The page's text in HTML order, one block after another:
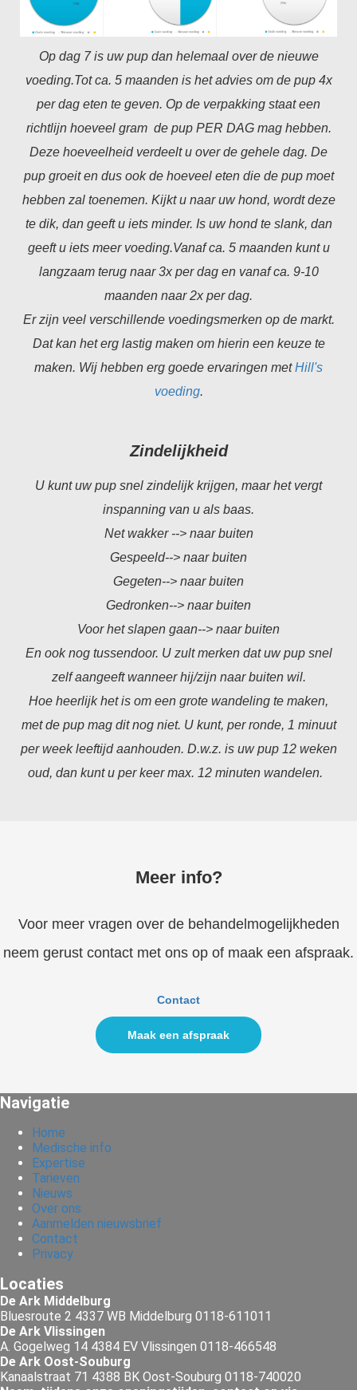
Op dag 7 is uw pup dan helemaal over de nieuwe
voeding.Tot ca. 5 maanden is het advies om de pup 4x
per dag eten te geven. Op de verpakking staat een
richtlijn hoeveel gram de pup PER DAG mag hebben.
Deze hoeveelheid verdeelt u over de gehele dag. De
pup groeit en dus ook de hoeveel eten die de pup moet
hebben zal toenemen. Kijkt u naar uw hond, wordt deze
te dik, dan geeft u iets minder. Is uw hond te slank, dan
geeft u iets meer voeding.Vanaf ca. 5 maanden kunt u
langzaam terug naar 3x per dag en vanaf ca. 9-10
maanden naar 2x per dag.
Er zijn veel verschillende voedingsmerken op de markt.
Dat kan het erg lastig maken om hierin een keuze te
maken. Wij hebben erg goede ervaringen metHill's
voeding.
Zindelijkheid
U kunt uw pup snel zindelijk krijgen, maar het vergt
inspanning van u als baas.
Net wakker --> naar buiten
Gespeeld--> naar buiten
Gegeten--> naar buiten
Gedronken--> naar buiten
Voor het slapen gaan--> naar buiten
En ook nog tussendoor. U zult merken dat uw pup snel
zelf aangeeft wanneer hij/zijn naar buiten wil.
Hoe heerlijk het is om een grote wandeling te maken,
met de pup mag dit nog niet. U kunt, per ronde, 1 minuut
per week leeftijd aanhouden. D.w.z. is uw pup 12 weken
oud, dan kunt u per keer max. 12 minuten wandelen.
Meer info?
Voor meer vragen over de behandelmogelijkheden
neem gerust contact met ons op of maak een afspraak.
Contact
Maak een afspraak
Navigatie
Home
Medische info
Expertise
Tarieven
Nieuws
Over ons
Aanmelden nieuwsbrief
Contact
Privacy
Locaties
De Ark Middelburg
Bluesroute 2 4337 WB Middelburg 0118-611011
De Ark Vlissingen
A. Gogelweg 14 4384 EV Vlissingen 0118-466548
De Ark Oost-Souburg
Kanaalstraat 71 4388 BK Oost-Souburg 0118-740020